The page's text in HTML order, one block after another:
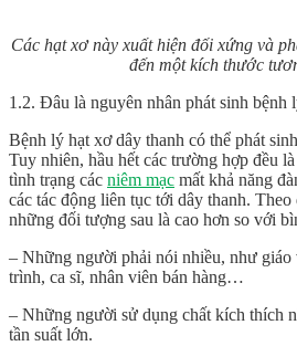
Các hạt xơ này xuất hiện đối xứng và
đến một kích thước
1.2. Đâu là nguyên nhân phát sinh bệnh
Bệnh lý hạt xơ dây thanh có thể phát
Tuy nhiên, hầu hết các trường hợp đều
tình trạng các niêm mạc mất khả năng
các tác động liên tục tới dây thanh.
những đối tượng sau là cao hơn so với
– Những người phải nói nhiều, như
trình, ca sĩ, nhân viên bán hàng…
– Những người sử dụng chất kích thích
tần suất lớn.